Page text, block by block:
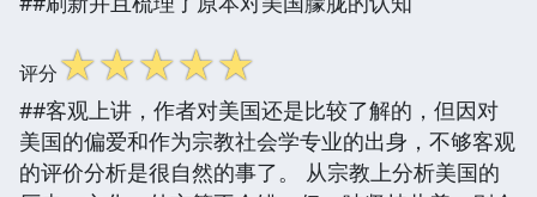
评分☆☆☆☆☆
##客观上讲，作者对美国还是比较了解的，但因对
美国的偏爱和作为宗教社会学专业的出身，不够客观
的评价分析是很自然的事了。 从宗教上分析美国的